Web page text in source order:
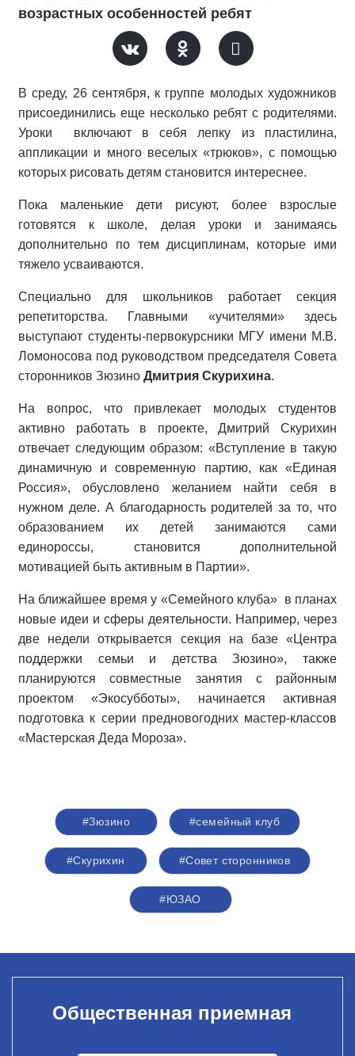
возрастных особенностей ребят
В среду, 26 сентября, к группе молодых художников
присоединились еще несколько ребят с родителями.
Уроки включают в себя лепку из пластилина,
аппликации и много веселых «трюков», с помощью
которых рисовать детям становится интереснее.
Пока маленькие дети рисуют, более взрослые
готовятся к школе, делая уроки и занимаясь
дополнительно по тем дисциплинам, которые ими
тяжело усваиваются.
Специально для школьников работает секция
репетиторства. Главными «учителями» здесь
выступают студенты-первокурсники МГУ имени М.В.
Ломоносова под руководством председателя Совета
сторонников Зюзино Дмитрия Скурихина.
На вопрос, что привлекает молодых студентов
активно работать в проекте, Дмитрий Скурихин
отвечает следующим образом: «Вступление в такую
динамичную и современную партию, как «Единая
Россия», обусловлено желанием найти себя в
нужном деле. А благодарность родителей за то, что
образованием их детей занимаются сами
единороссы, становится дополнительной
мотивацией быть активным в Партии».
На ближайшее время у «Семейного клуба» в планах
новые идеи и сферы деятельности. Например, через
две недели открывается секция на базе «Центра
поддержки семьи и детства Зюзино», также
планируются совместные занятия с районным
проектом «Экосубботы», начинается активная
подготовка к серии предновогодних мастер-классов
«Мастерская Деда Мороза».
#Зюзино #семейный клуб
#Скурихин #Совет сторонников
#ЮЗАО
Общественная приемная